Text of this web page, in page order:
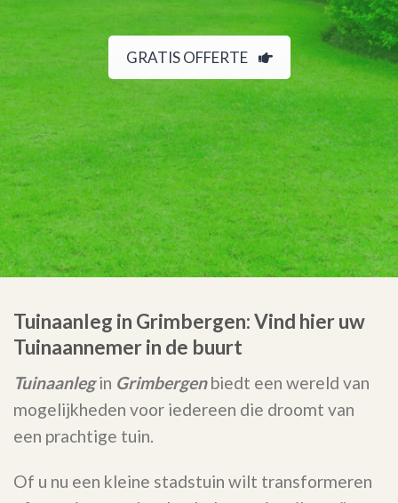
GRATIS OFFERTE
Tuinaanleg in Grimbergen: Vind hier uw
Tuinaannemer in de buurt
Tuinaanlegin Grimbergenbiedt een wereld van
mogelijkheden voor iedereen die droomt van
een prachtige tuin.
Of u nu een kleine stadstuin wilt transformeren